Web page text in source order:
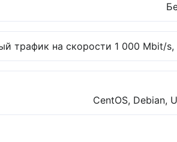
трафик на скорости 1 000 Mbit/
CentOS, Debian,